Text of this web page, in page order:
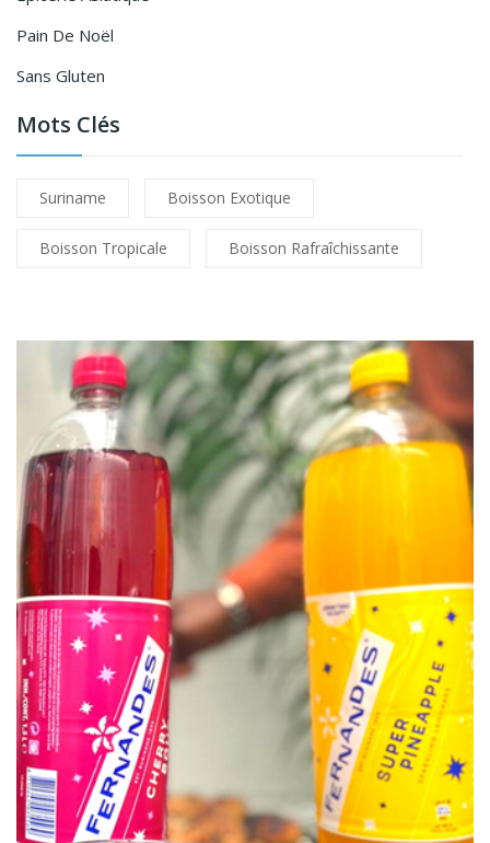
Pain De Noël
Sans Gluten
Mots Clés
Suriname Boisson Exotique
Boisson Tropicale Boisson Rafraîchissante